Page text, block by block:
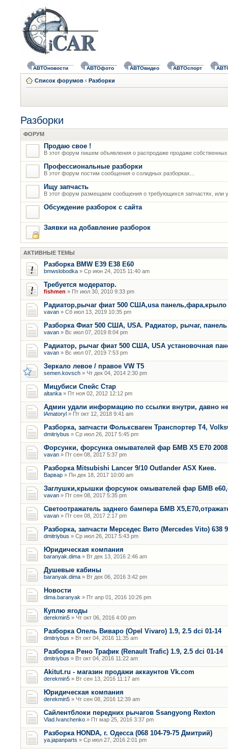
АВТОновости АВТОфото АВТОвидео АВТОспорт
Список форумов ‹ Разборки
Разборки
ФОРУМ
Продаю свое !
В этот форум пишем объявления о распродаже продаже
Профессиональные разборки
В этот форум постим сообщения о солидных разборках...
Ищу запчасть
В этот форум размещаем сообщения о требующихся запчастях, или
Обсуждение разборок с сайта
Заявки на добавление разборок
АКТИВНЫЕ ТЕМЫ
Разборка BMW E39 E38 E60
bmwslobodka » Ср июн 24, 2015 11:40 am
Требуется модератор.
fishmen » Пт июл 30, 2010 9:33 pm
Радиатор,рычаг фиат 500 США,usa панель,фара,крыло
vavan » Сб июл 13, 2019 10:35 pm
Разборка Фиат 500 США, USA. Радиатор, рычаг,
vavan » Вс июл 07, 2019 8:04 pm
Радиатор, рычаг фиат 500 США, USA установочная
vavan » Вс июл 07, 2019 7:53 pm
Зеркало левое / правое VW T5
semen.kovsch » Чт дек 04, 2014 2:30 pm
Мицубиси Спейс Стар
altanka » Пт ноя 02, 2012 12:12 pm
Админ удали информацию по ссылки внутри, давно не
lAmatoryl » Пт окт 12, 2018 9:41 am
Разборка, запчасти Фольксваген Транспортер Т4,
dmitriybus » Ср июл 26, 2017 5:45 pm
Форсунки, форсунка омывателей фар БМВ Х5 Е70 2008
vavan » Пт сен 08, 2017 5:37 pm
Разборка Mitsubishi Lancer 9/10 Outlander ASX Киев.
Варвар » Пн дек 18, 2017 10:00 am
Заглушки,крышки форсунок омывателей фар БМВ
vavan » Пт сен 08, 2017 5:35 pm
Светоотражатель заднего бампера БМВ
vavan » Пт сен 08, 2017 2:17 pm
Разборка, запчасти Мерседес Вито (Mercedes Vito) 638
dmitriybus » Ср июл 26, 2017 5:43 pm
Юридическая компания
baranyak.dima » Вт дек 13, 2016 2:46 am
Душевые кабины
baranyak.dima » Вт дек 06, 2016 3:42 pm
Новости
dima.baranyak » Пт апр 01, 2016 10:26 pm
Куплю ягоды
derekmin5 » Чт окт 06, 2016 4:00 pm
Разборка Опель Виваро (Opel Vivaro) 1.9, 2.5 dci 01-14
dmitriybus » Вт окт 04, 2016 11:35 am
Разборка Рено Трафик (Renault Trafic) 1.9, 2.5 dci 01-14
dmitriybus » Вт окт 04, 2016 11:22 am
Akitut.ru - магазин продажи аккаунтов Vk.com
derekmin5 » Вт сен 13, 2016 11:17 am
Юридическая компания
derekmin5 » Чт сен 08, 2016 12:39 am
Сайлентблоки передних рычагов Ssangyong Rexton
Vlad.Ivanchenko » Пт мар 25, 2016 3:37 pm
Разборка HONDA, г. Одесса (068 104-79-75 Дмитрий)
ya.japanparts » Ср июл 27, 2016 2:01 pm